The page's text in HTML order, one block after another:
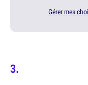
Gérer mes